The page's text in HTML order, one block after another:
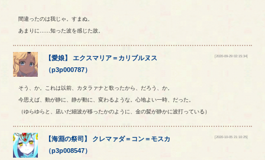
間違ったのは我じゃ。すまぬ。
あまりに……知った波を感じた故。
【愛娘】 エクスマリア＝ カリブルヌス
（p3p000787）
[2020-09-29 02:15:34]
そう、か。これは以前、カタラァナと歌ったから、だろう、か。
今思えば、動が静に、静が動に、変わるような。心地よい一時、だった。
（ゆらゆらと、凪いだ細波が移ったかのように、金の髪が静かに波打っている）
【海淵の祭司 】 クレマァダ＝ コン＝モスカ
（p3p008547）
[2020-10-05 21:10:25]